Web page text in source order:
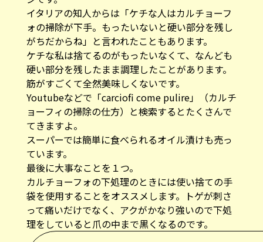
イタリアの知人からは「ケチな人はカルチョーフ
ォの掃除が下手。もったいないと硬い部分を残し
がちだからね」と言われたこともあります。
ケチな私は捨てるのがもったいなくて、なんども
硬い部分を残したまま調理したことがあります。
筋がすごくて全然美味しくないです。
Youtubeなどで「carciofi come pulire」（カルチ
ョーフィの掃除の仕方）と検索するとたくさんで
てきますよ。
スーパーでは簡単に食べられるオイル漬けも売っ
ています。
最後に大事なことを１つ。
カルチョーフォの下処理のときには使い捨ての手
袋を使用することをオススメします。トゲが刺さ
って痛いだけでなく、アクがかなり強いので下処
理をしていると爪の中まで黒くなるのです。